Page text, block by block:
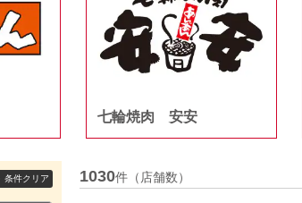
七輪焼肉 安安
1030件（店舗数）
条件クリア